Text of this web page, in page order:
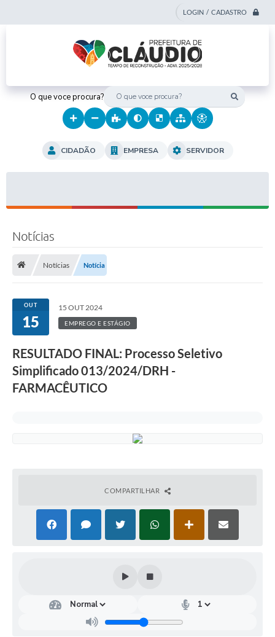
LOGIN / CADASTRO
O que voce procura?
CIDADÃO EMPRESA SERVIDOR
Notícias
Notícias Notícia
OUT
15
15 OUT 2024
EMPREGO E ESTÁGIO
RESULTADO FINAL: Processo Seletivo
Simplificado 013/2024/DRH -
FARMACÊUTICO
COMPARTILHAR